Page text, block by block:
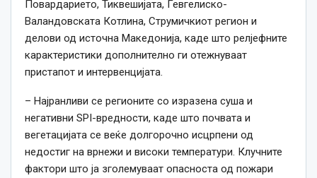
Повардарието, Тиквешијата, Гевгелиско-
Валандовската Котлина, Струмичкиот регион и
делови од источна Македонија, каде што релјефните
карактеристики дополнително ги отежнуваат
пристапот и интервенцијата.
– Најранливи се регионите со изразена суша и
негативни SPI-вредности, каде што почвата и
вегетацијата се веќе долгорочно исцрпени од
недостиг на врнежи и високи температури. Клучните
фактори што ја зголемуваат опасноста од пожари